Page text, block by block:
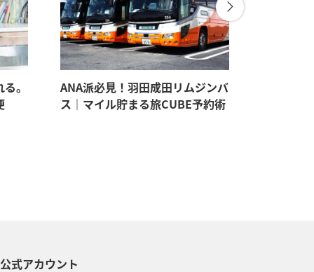
。
ANA派必見！羽田成田リムジンバ
ス｜マイル貯まる旅CUBE予約術
式アカウント